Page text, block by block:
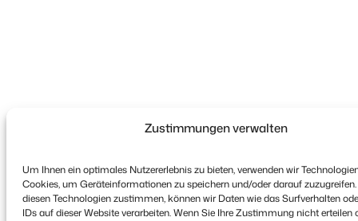
Zustimmungen verwalten
Um Ihnen ein optimales Nutzererlebnis zu bieten, verwenden wir
Cookies, um Geräteinformationen zu speichern und/oder darauf
diesen Technologien zustimmen, können wir Daten wie das Surfverhalten
IDs auf dieser Website verarbeiten. Wenn Sie Ihre Zustimmung nicht erteilen